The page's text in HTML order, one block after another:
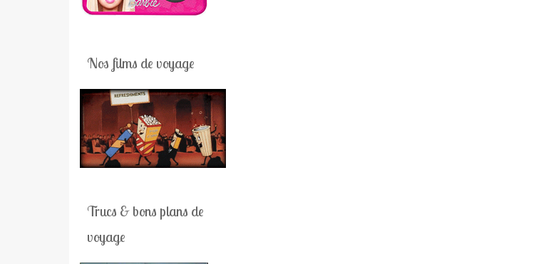
Nos films de voyage
Trucs & bons plans de
voyage